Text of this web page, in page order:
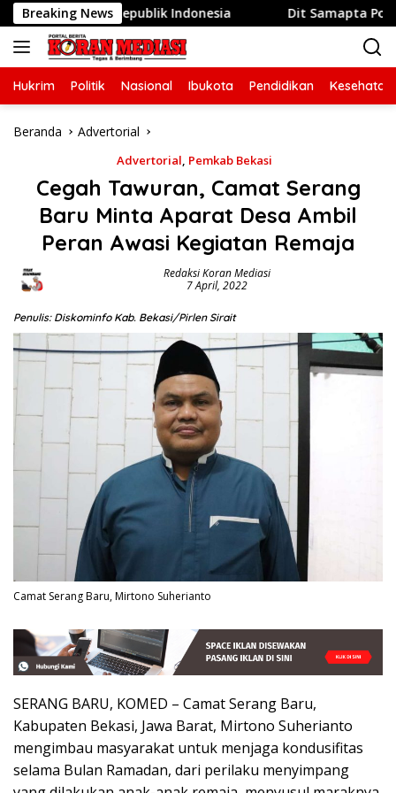
Langsung
ke
konten
Breaking News
ke-81 Republik Indonesia Dit Samapta Polda Metro
Hukrim Politik Nasional Ibukota Pendidikan Kesehatan
Beranda Advertorial
Advertorial, Pemkab Bekasi
Cegah Tawuran, Camat Serang
Baru Minta Aparat Desa Ambil
Peran Awasi Kegiatan Remaja
Redaksi Koran Mediasi
7 April, 2022
Penulis: Diskominfo Kab. Bekasi/Pirlen Sirait
Camat Serang Baru, Mirtono Suherianto
SERANG BARU, KOMED – Camat Serang Baru,
Kabupaten Bekasi, Jawa Barat, Mirtono Suherianto
mengimbau masyarakat untuk menjaga kondusifitas
selama Bulan Ramadan, dari perilaku menyimpang